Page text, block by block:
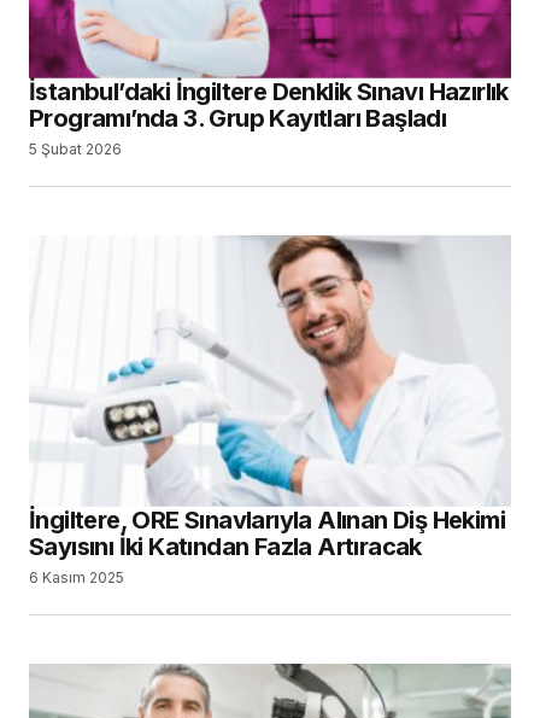
İstanbul’daki İngiltere Denklik Sınavı Hazırlık
Programı’nda 3. Grup Kayıtları Başladı
5 Şubat 2026
İngiltere, ORE Sınavlarıyla Alınan Diş Hekimi
Sayısını İki Katından Fazla Artıracak
6 Kasım 2025